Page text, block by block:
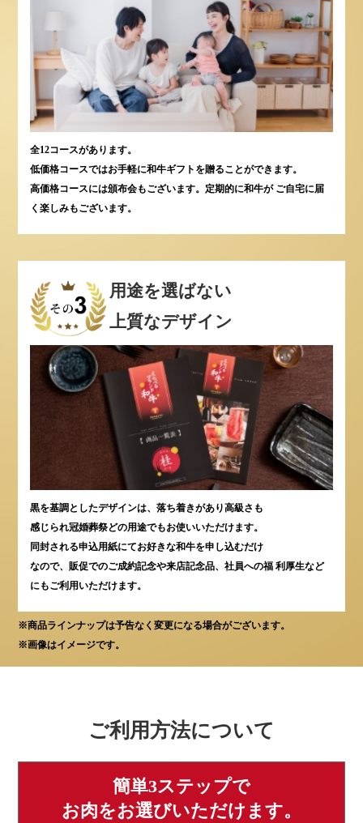
全12コースがあります。
低価格コースではお手軽に和牛ギフトを贈ることができます。
高価格コースには頒布会もございます。定期的に和牛が ご自宅に届
く楽しみもございます。
用途を選ばない
上質なデザイン
黒を基調としたデザインは、落ち着きがあり高級さも
感じられ冠婚葬祭どの用途でもお使いいただけます。
同封される申込用紙にてお好きな和牛を申し込むだけ
なので、販促でのご成約記念や来店記念品、社員への福 利厚生など
にもご利用いただけます。
※商品ラインナップは予告なく変更になる場合がございます。
※画像はイメージです。
ご利用方法について
簡単3ステップで
お肉をお選びいただけます。